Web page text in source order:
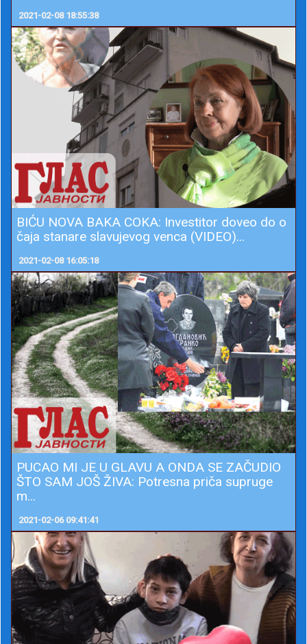
2021-02-08 18:55:38
BIĆU NOVA BAKA COKA: Investitor doveo do o
čaja stanare slavujevog venca (VIDEO)...
2021-02-08 16:05:18
PUCAO MI JE U GLAVU A ONDA SE ZAČUDIO
ŠTO SAM JOŠ ŽIVA: Potresna priča supruge
m...
2021-02-06 09:41:41